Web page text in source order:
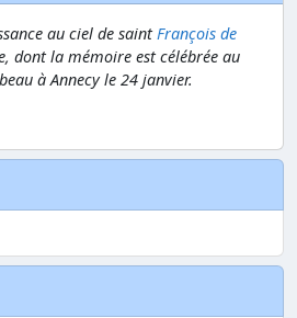
au ciel de saintFrançois de
dont la mémoire est célébrée au
à Annecy le 24 janvier.